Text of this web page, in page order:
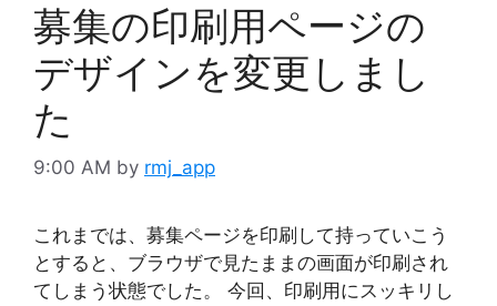
募集の印刷用ページの
デザインを変更しまし
た
9:00 AM by rmj_app
これまでは、募集ページを印刷して持っていこう
とすると、ブラウザで見たままの画面が印刷され
てしまう状態でした。 今回、印刷用にスッキリし